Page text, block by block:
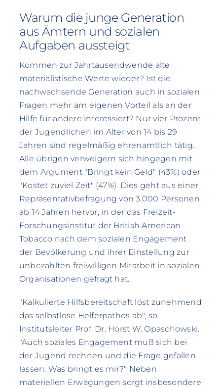
Warum die junge Generation
aus Ämtern und sozialen
Aufgaben aussteigt
Kommen zur Jahrtausendwende alte
materialistische Werte wieder? Ist die
nachwachsende Generation auch in sozialen
Fragen mehr am eigenen Vorteil als an der
Hilfe für andere interessiert? Nur vier Prozent
der Jugendlichen im Alter von 14 bis 29
Jahren sind regelmäßig ehrenamtlich tätig.
Alle übrigen verweigern sich hingegen mit
dem Argument "Bringt kein Geld" (43%) oder
"Kostet zuviel Zeit" (47%). Dies geht aus einer
Repräsentativbefragung von 3.000 Personen
ab 14 Jahren hervor, in der das Freizeit-
Forschungsinstitut der British American
Tobacco nach dem sozialen Engagement
der Bevölkerung und ihrer Einstellung zur
unbezahlten freiwilligen Mitarbeit in sozialen
Organisationen gefragt hat.
"Kalkulierte Hilfsbereitschaft löst zunehmend
das selbstlose Helferpathos ab", so
Institutsleiter Prof. Dr. Horst W. Opaschowski.
"Auch soziales Engagement muß sich bei
der Jugend rechnen und die Frage gefallen
lassen: Was bringt es mir?" Neben
materiellen Erwägungen sorgt insbesondere